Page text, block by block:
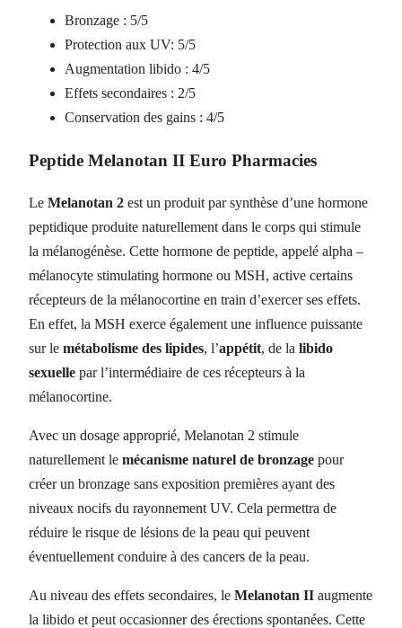
Bronzage : 5/5
Protection aux UV: 5/5
Augmentation libido : 4/5
Effets secondaires : 2/5
Conservation des gains : 4/5
Peptide Melanotan II Euro Pharmacies
Le Melanotan 2 est un produit par synthèse d’une hormone
peptidique produite naturellement dans le corps qui stimule
la mélanogénèse. Cette hormone de peptide, appelé alpha –
mélanocyte stimulating hormone ou MSH, active certains
récepteurs de la mélanocortine en train d’exercer ses effets.
En effet, la MSH exerce également une influence puissante
sur le métabolisme des lipides, l’appétit, de la libido
sexuelle par l’intermédiaire de ces récepteurs à la
mélanocortine.
Avec un dosage approprié, Melanotan 2 stimule
naturellement le mécanisme naturel de bronzage pour
créer un bronzage sans exposition premières ayant des
niveaux nocifs du rayonnement UV. Cela permettra de
réduire le risque de lésions de la peau qui peuvent
éventuellement conduire à des cancers de la peau.
Au niveau des effets secondaires, le Melanotan II augmente
la libido et peut occasionner des érections spontanées. Cette